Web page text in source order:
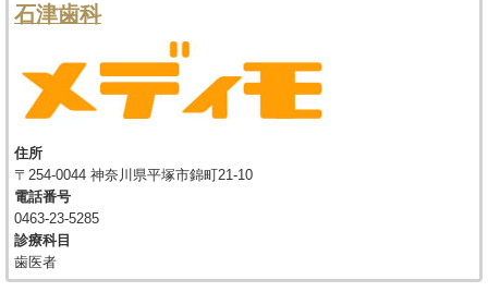
石津歯科
住所
〒254-0044 神奈川県平塚市錦町21-10
電話番号
0463-23-5285
診療科目
歯医者